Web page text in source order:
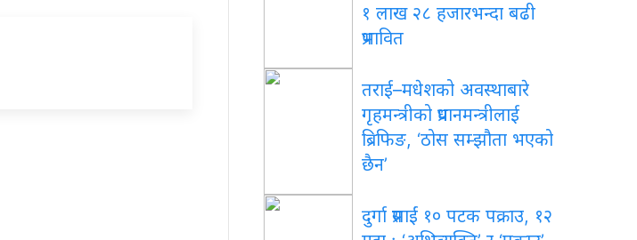
१ लाख २८ हजारभन्दा बढी
प्रभावित
तराई–मधेशको अवस्थाबारे
गृहमन्त्रीको प्रधानमन्त्रीलाई
ब्रिफिङ, ‘ठोस सम्झौता भएको
छैन’
दुर्गा प्रसाईं १० पटक पक्राउ, १२